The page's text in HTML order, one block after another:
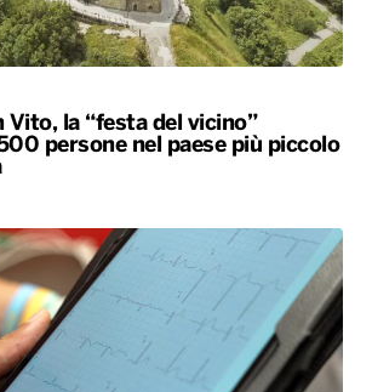
Vito, la “festa del vicino”
persone nel paese più piccolo